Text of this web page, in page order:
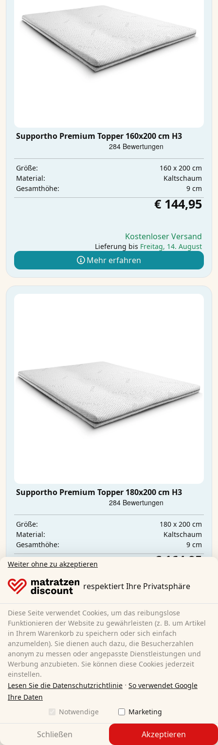
Supportho Premium Topper 160x200 cm H3
Größe:
160 x 200 cm
Material:
Kaltschaum
Gesamthöhe:
9 cm
€ 144,95
Kostenloser Versand
Lieferung bis Freitag, 14. August
Mehr erfahren
Supportho Premium Topper 180x200 cm H3
Größe:
180 x 200 cm
Material:
Kaltschaum
Gesamthöhe:
9 cm
€ 164,95
Kostenloser Versand
Lieferung bisFreitag, 14. August
Mehr erfahren
Weiter ohne zu akzeptieren
respektiert Ihre Privatsphäre
Diese Seite verwendet Cookies, um das reibungslose
Funktionieren der Website zu gewährleisten (z. B. um Artikel
in Ihrem Warenkorb zu speichern oder sich einfach
anzumelden). Sie dienen auch dazu, die Besucherzahlen
anonym zu messen oder angepasste Dienstleistungen und
Werbung anzubieten. Sie können diese Cookies jederzeit
einstellen.
Lesen Sie die Datenschutzrichtlinie · So verwendet Google
Ihre Daten
Notwendige
Marketing
Schließen Akzeptieren